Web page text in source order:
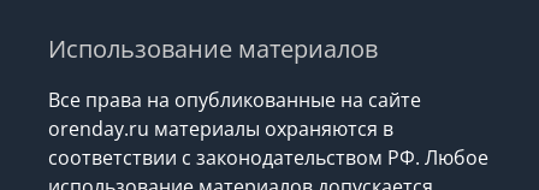
Использование материалов
Все права на опубликованные на сайте
orenday.ru материалы охраняются в
соответствии с законодательством РФ. Любое